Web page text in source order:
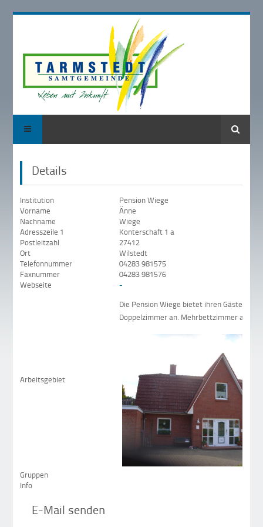
Suche
Details
Institution
Pension Wiege
Vorname
Änne
Nachname
Wiege
Adresszeile 1
Konterschaft 1 a
Postleitzahl
27412
Ort
Wilstedt
Telefonnummer
04283 981575
Faxnummer
04283 981576
Webseite
-
Arbeitsgebiet
Die Pension Wiege bietet ihren Gästen 3
Doppelzimmer an. Mehrbettzimmer auf
Gruppen
Info
E-Mail senden